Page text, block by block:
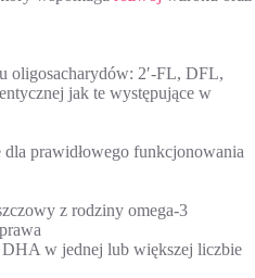
oligosacharydów: 2′-FL, DFL,
jak te występujące w
prawidłowego funkcjonowania
z rodziny omega-3
w jednej lub większej liczbie